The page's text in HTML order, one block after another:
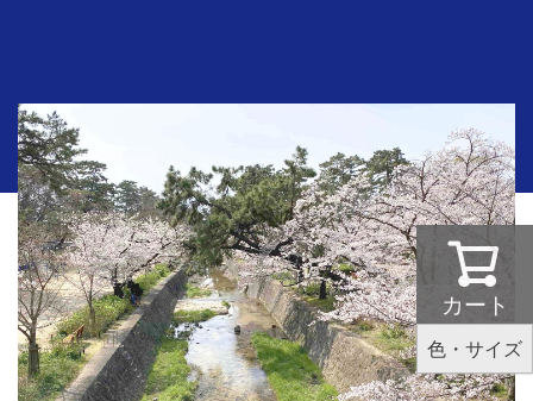
カート
色・サイズ